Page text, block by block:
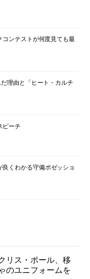
コンテストが何度見ても最
理由と「ヒート・カルチ
ピーチ
良くわかる守備ポゼッショ
リス・ポール、移
のユニフォームを